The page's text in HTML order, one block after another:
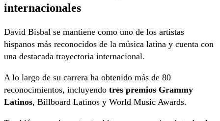
internacionales
David Bisbal se mantiene como uno de los artistas
hispanos más reconocidos de la música latina y cuenta con
una destacada trayectoria internacional.
A lo largo de su carrera ha obtenido más de 80
reconocimientos, incluyendo tres premios Grammy
Latinos, Billboard Latinos y World Music Awards.